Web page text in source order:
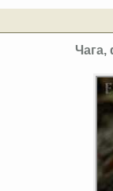
Чага,